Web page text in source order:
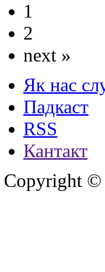
1
2
next »
Як нас
Падкаст
RSS
Кантакт
Copyright ©